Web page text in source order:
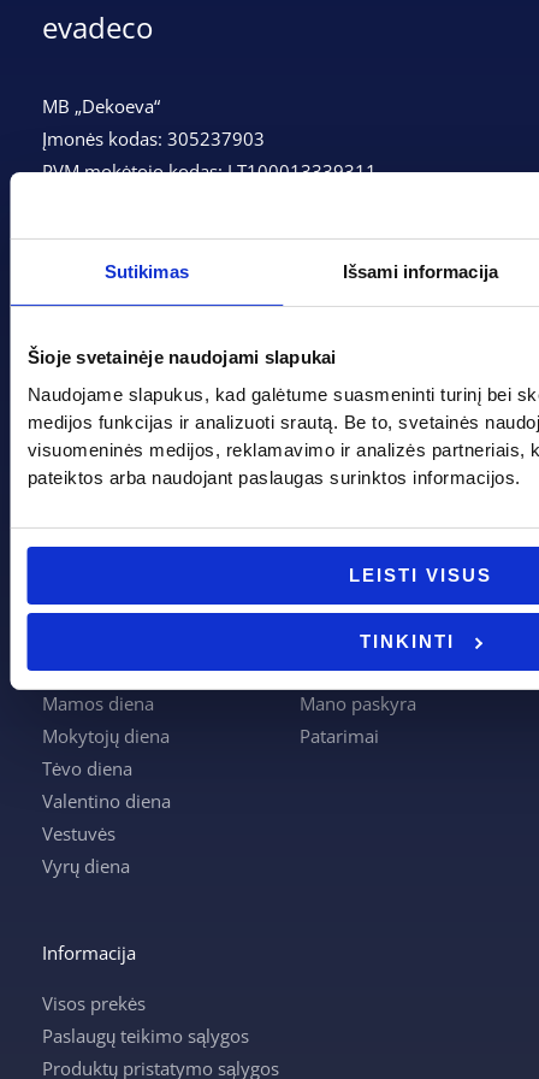
Sutikimas Išsami informacija
Šioje svetainėje naudojami slapukai
Naudojame slapukus, kad galėtume suasmeninti turinį bei
medijos funkcijas ir analizuoti srautą. Be to, svetainės
visuomeninės medijos, reklamavimo ir analizės partneriais,
pateiktos arba naudojant paslaugas surinktos informacijos.
LEISTI VISUS
TINKINTI
evadeco
MB „Dekoeva“
Įmonės kodas: 305237903
PVM mokėtojo kodas: LT100013339311
Telefonas:+370 662 41046
+370 662 41046
info@evadeco.net
Pagal progą
Joninės
Krikštynos
Mamos diena
Mokytojų diena
Tėvo diena
Valentino diena
Vestuvės
Vyrų diena
Pagalba
Apie mus
Apmokėjimas
Kontaktai
Krepšelis
Mano paskyra
Patarimai
Informacija
Visos prekės
Paslaugų teikimo sąlygos
Produktų pristatymo sąlygos